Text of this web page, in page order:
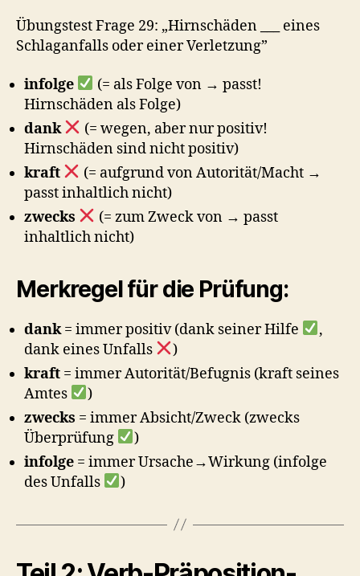
Übungstest Frage 29: „Hirnschäden
eines
Schlaganfalls oder einer Verletzung”
infolge
(= als Folge von → passt!
Hirnschäden als Folge)
dank
(= wegen, aber nur positiv!
Hirnschäden sind nicht positiv)
kraft
(= aufgrund von Autorität/Macht →
passt inhaltlich nicht)
zwecks
(= zum Zweck von → passt
inhaltlich nicht)
Merkregel für die Prüfung:
dank= immer positiv (dank seiner Hilfe
,
dank eines Unfalls
)
kraft = immer Autorität/Befugnis (kraft seines
Amtes
)
zwecks = immer Absicht/Zweck (zwecks
Überprüfung
)
infolge = immer Ursache→Wirkung (infolge
des Unfalls
)